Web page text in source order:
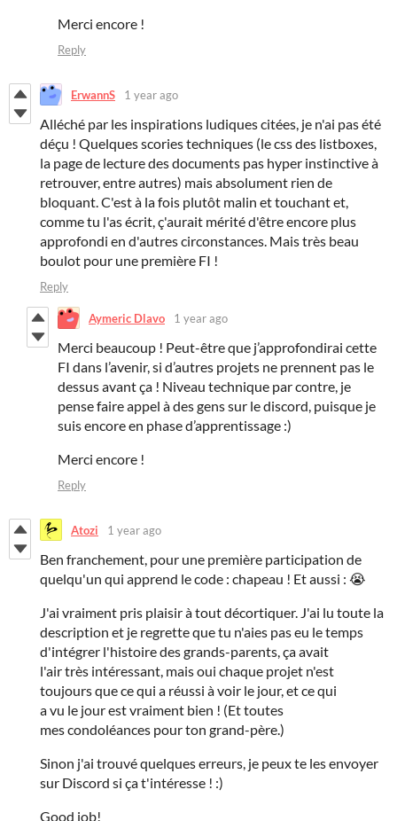
Merci encore !
Reply
ErwannS 1 year ago
Alléché par les inspirations ludiques citées, je n'ai pas été
déçu ! Quelques scories techniques (le css des listboxes,
la page de lecture des documents pas hyper instinctive à
retrouver, entre autres) mais absolument rien de
bloquant. C'est à la fois plutôt malin et touchant et,
comme tu l'as écrit, ç'aurait mérité d'être encore plus
approfondi en d'autres circonstances. Mais très beau
boulot pour une première FI !
Reply
Aymeric Dlavo 1 year ago
Merci beaucoup ! Peut-être que j’approfondirai cette
FI dans l’avenir, si d’autres projets ne prennent pas le
dessus avant ça ! Niveau technique par contre, je
pense faire appel à des gens sur le discord, puisque je
suis encore en phase d’apprentissage :)
Merci encore !
Reply
Atozi 1 year ago
Ben franchement, pour une première participation de
quelqu'un qui apprend le code : chapeau ! Et aussi : 😭
J'ai vraiment pris plaisir à tout décortiquer. J'ai lu toute la
description et je regrette que tu n'aies pas eu le temps
d'intégrer l'histoire des grands-parents, ça avait
l'air très intéressant, mais oui chaque projet n'est
toujours que ce qui a réussi à voir le jour, et ce qui
a vu le jour est vraiment bien ! (Et toutes
mes condoléances pour ton grand-père.)
Sinon j'ai trouvé quelques erreurs, je peux te les envoyer
sur Discord si ça t'intéresse ! :)
Good job!